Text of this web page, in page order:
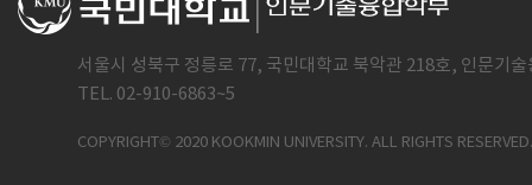
서울시 성북구 정릉로 77, 국민대학교 북악관 218호, 인문기
TEL. 02-910-6863~5
COPYRIGHT© 2020 KOOKMIN UNIVERSITY. ALL RIGHTS RESERVED.